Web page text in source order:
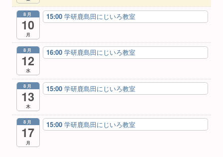
8月
10
月
15:00 学研鹿島田にじいろ教室
8月
12
水
16:00 学研鹿島田にじいろ教室
8月
13
木
15:00 学研鹿島田にじいろ教室
8月
17
月
15:00 学研鹿島田にじいろ教室